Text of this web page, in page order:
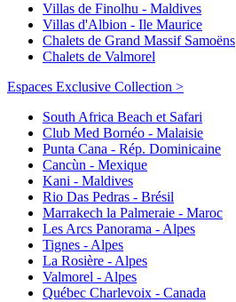
Villas de Finolhu - Maldives
Villas d'Albion - Ile Maurice
Chalets de Grand Massif Samoëns
Chalets de Valmorel
Espaces Exclusive Collection >
South Africa Beach et Safari
Club Med Bornéo - Malaisie
Punta Cana - Rép. Dominicaine
Cancùn - Mexique
Kani - Maldives
Rio Das Pedras - Brésil
Marrakech la Palmeraie - Maroc
Les Arcs Panorama - Alpes
Tignes - Alpes
La Rosière - Alpes
Valmorel - Alpes
Québec Charlevoix - Canada